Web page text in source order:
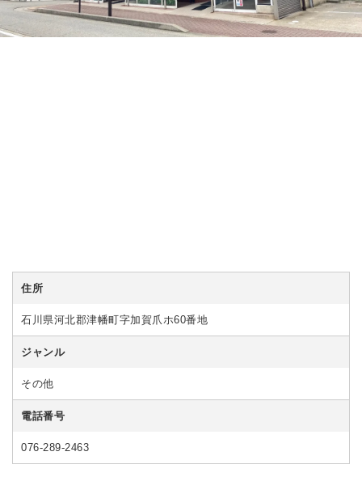
住所
石川県河北郡津幡町字加賀爪ホ60番地
ジャンル
その他
電話番号
076-289-2463